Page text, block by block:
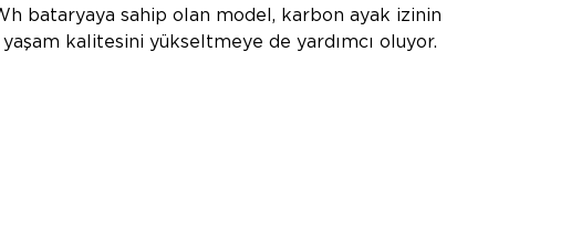
bataryaya sahip olan model, karbon ayak izinin
kalitesini yükseltmeye de yardımcı oluyor.